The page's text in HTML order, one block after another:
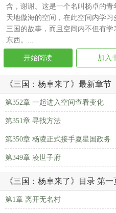
含，谢谢。这是一个名叫杨卓的
天地傲海的空间，在此空间内学
三国的故事，而且空间内不但有
东西。...
开始阅读 加入
《三国：杨卓来了》最新章节
第352章 一起进入空间查看变化
第351章 寻找方法
第350章 杨凌正式接手夏星国政务
第349章 凌世子府
《三国：杨卓来了》目录 第一
第1章 离开无名村